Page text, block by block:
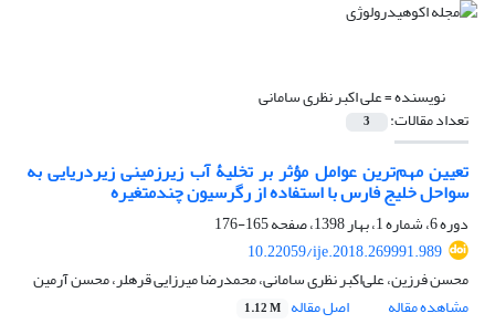
نویسنده =علی اکبر نظری سامانی
تعداد مقالات: 3
تعیین مهم‌ترین عوامل مؤثر بر تخلیۀ آب زیرزمینی زیردریایی به
سواحل خلیج فارس با استفاده از رگرسیون چندمتغیره
دوره 6، شماره 1، بهار 1398، صفحه
165-176
10.22059/ije.2018.269991.989
محسن فرزین، علی‌اکبر نظری سامانی، محمدرضا میرزایی قرهلر، محسن آرمین
مشاهده مقاله
اصل مقاله 1.12 M